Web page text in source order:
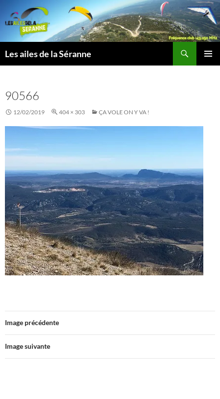
contenu
Les ailes de la Séranne
90566
12/02/2019 404 × 303 ÇA VOLE ON Y VA !
Image précédente
Image suivante